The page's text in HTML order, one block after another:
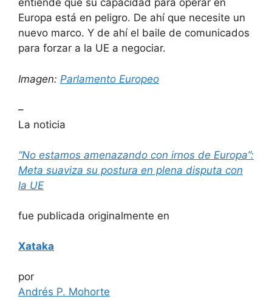
entiende que su capacidad para operar en
Europa está en peligro. De ahí que necesite un
nuevo marco. Y de ahí el baile de comunicados
para forzar a la UE a negociar.
Imagen: Parlamento Europeo
–
La noticia
“No estamos amenazando con irnos de Europa”:
Meta suaviza su postura en plena disputa con
la UE
fue publicada originalmente en
Xataka
por
Andrés P. Mohorte